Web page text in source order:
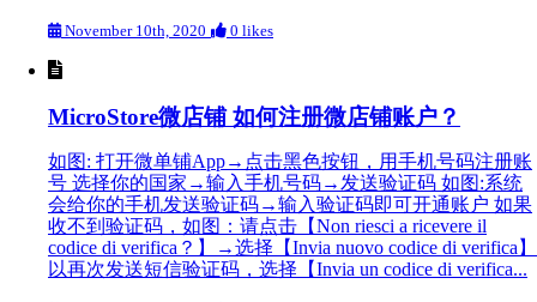
November 10th, 2020 0 likes
MicroStore微店铺 如何注册微店铺账户？
如图: 打开微单铺App→点击黑色按钮，用手机号码注册账
号 选择你的国家→输入手机号码→发送验证码 如图:系统
会给你的手机发送验证码→输入验证码即可开通账户 如果
收不到验证码，如图：请点击【Non riesci a ricevere il
codice di verifica？】→选择【Invia nuovo codice di verifica】
以再次发送短信验证码，选择【Invia un codice di verifica...